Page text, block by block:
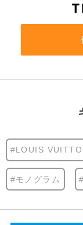
#LOUIS
#モノグラム